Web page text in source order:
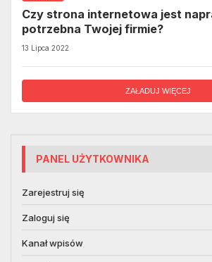
Czy strona internetowa jest
potrzebna Twojej firmie?
13 Lipca 2022
ZAŁADUJ WIĘCEJ
PANEL UŻYTKOWNIKA
Zarejestruj się
Zaloguj się
Kanał wpisów